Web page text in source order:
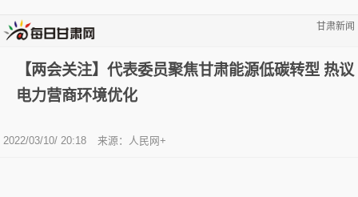
甘肃新闻
【两会关注】代表委员聚焦甘肃能源低碳转型 热议
电力营商环境优化
2022/03/10/ 20:18 来源：人民网+